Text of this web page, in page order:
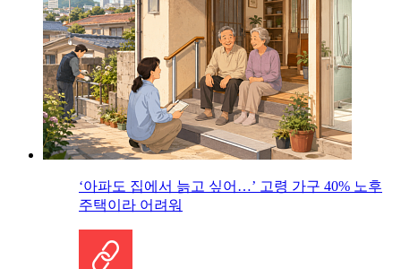
‘아파도 집에서 늙고 싶어…’ 고령 가구 40% 노후
주택이라 어려워